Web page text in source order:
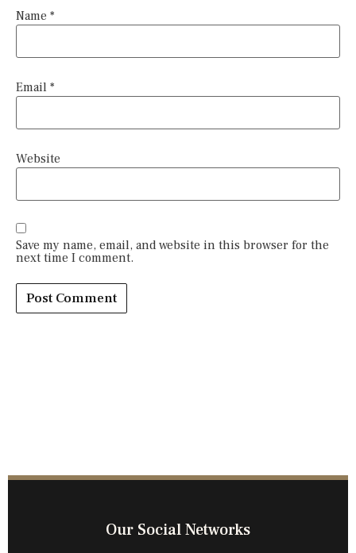
Name *
Email *
Website
Save my name, email, and website in this browser for the
next time I comment.
Our Social Networks